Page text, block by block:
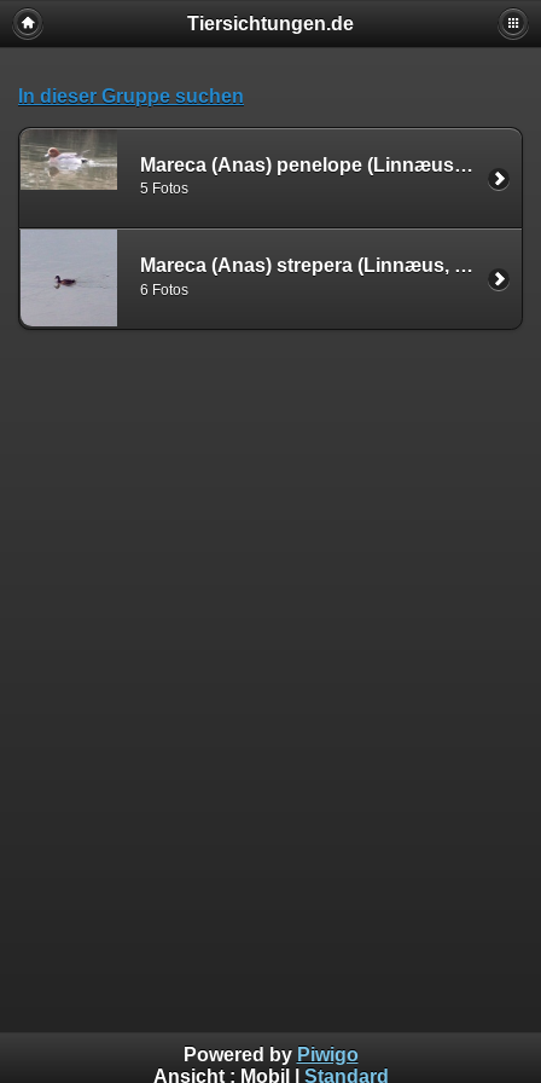
Tiersichtungen.de
In dieser Gruppe suchen
Mareca (Anas) penelope (Linnæus, 1758)
5 Fotos
Mareca (Anas) strepera (Linnæus, 1758)
6 Fotos
Powered by Piwigo
Ansicht : Mobil Standard